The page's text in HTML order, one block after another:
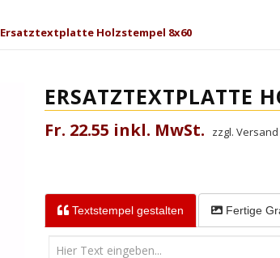
Ersatztextplatte Holzstempel 8x60
ERSATZTEXTPLATTE
Fr. 22.55 inkl. MwSt. zzgl. Versand
Textstempel gestalten Fertige